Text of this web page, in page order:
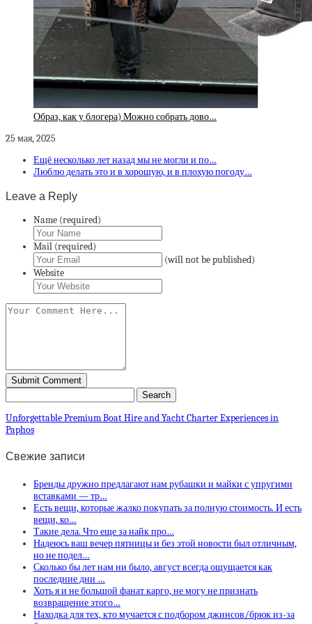
Образ, как у блогера) Можно собрать дово…
25 мая, 2025
Ещё несколько лет назад мы не могли и по…
Люблю делать это и в хорошую, и в плохую погоду…
Leave a Reply
Name (required)
Mail (required)
(will not be published)
Website
Unforgettable Premium Boat Hire and Yacht Charter Experiences in
Paphos
Свежие записи
Бренды дружно предлагают нам рубашки и майки с упругими
вставками — тр…
Есть вещи, которые жалко покупать за полную стоимость. И есть
вещи, ко…
Такие дела. Что еще за найк про…
Надеюсь ваш вечер пятницы и без этой новости был отличным,
но не подел…
Сколько бы лет нам ни было, август всегда ощущается как
последние дни …
Хоть я и не большой фанат карго, не могу не признать
возвращение этого…
Находка для тех, кто мучается с подбором джинсов/брюк из-за